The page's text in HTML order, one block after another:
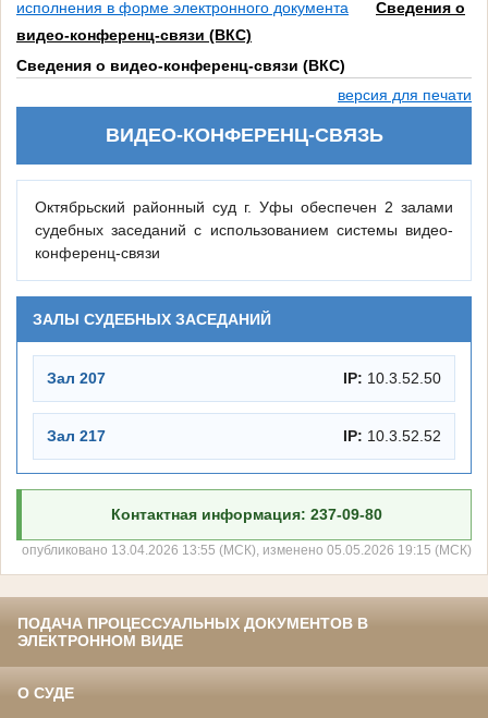
исполнения в форме электронного документа
Сведения о
видео-конференц-связи (ВКС)
Сведения о видео-конференц-связи (ВКС)
версия для печати
ВИДЕО-КОНФЕРЕНЦ-СВЯЗЬ
Октябрьский районный суд г. Уфы обеспечен 2 залами
судебных заседаний с использованием системы видео-
конференц-связи
ЗАЛЫ СУДЕБНЫХ ЗАСЕДАНИЙ
Зал 207 IP: 10.3.52.50
Зал 217 IP: 10.3.52.52
Контактная информация: 237-09-80
опубликовано 13.04.2026 13:55 (МСК), изменено 05.05.2026 19:15 (МСК)
ПОДАЧА ПРОЦЕССУАЛЬНЫХ ДОКУМЕНТОВ В
ЭЛЕКТРОННОМ ВИДЕ
О СУДЕ